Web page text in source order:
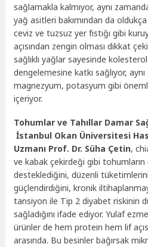
sağlamakla kalmıyor, aynı
yağ asitleri bakımından da
ceviz ve tuzsuz yer fıstığı gibi
açısından zengin olması dikkat
sağlıklı yağlar sayesinde
dengelemesine katkı sağlıyor,
magnezyum, potasyum gibi
içeriyor.
Tohumlar ve Tahıllar Damar
İstanbul Okan Üniversitesi
Uzmanı Prof. Dr. Süha Çetin,
ve kabak çekirdeği gibi tohumların
desteklediğini, düzenli
güçlendirdiğini, kronik
tansiyon ile Tip 2 diyabet riskinin
sağladığını ifade ediyor. Yulaf
ürünler de hem protein hem lif
arasında. Bu besinler bağırsak